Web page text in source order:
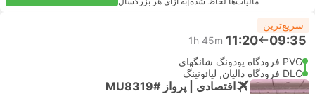
سریع‌ترین
09:35
11:20
1h 45m
PVG فرودگاه پودونگ شانگهای
DLC فرودگاه دالیان, لیائونینگ
اقتصادی | پرواز #MU8319